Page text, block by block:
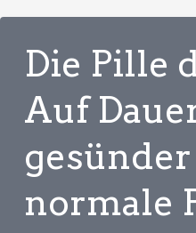
nur
erste
Symptom
eines
größeren
Problems
Die Pille
Auf
normale